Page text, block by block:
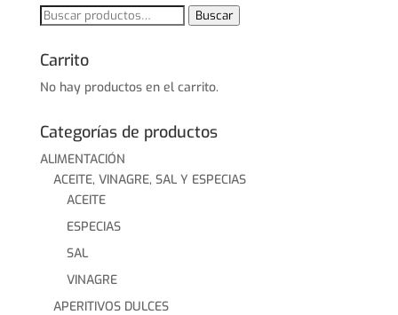
Buscar
Buscar
Carrito
No hay productos en el carrito.
Categorías de productos
ALIMENTACIÓN
ACEITE, VINAGRE, SAL Y ESPECIAS
ACEITE
ESPECIAS
SAL
VINAGRE
APERITIVOS DULCES